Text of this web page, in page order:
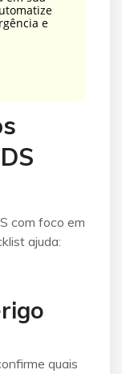
e
com foco em
ajuda:
quais